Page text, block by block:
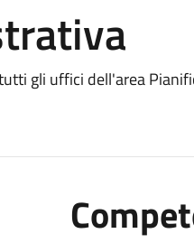
gli uffici dell'area